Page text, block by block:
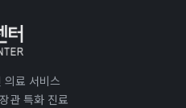
의료 서비스
관 특화 진료